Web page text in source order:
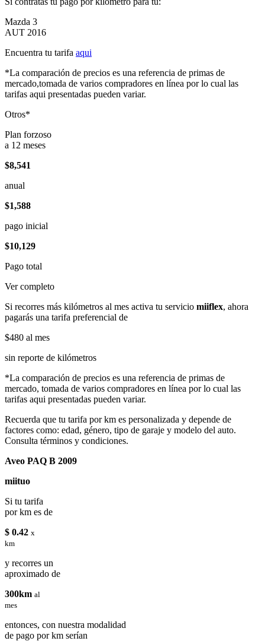
Mazda 3
AUT 2016
Encuentra tu tarifa aqui
*La comparación de precios es una referencia de primas de
mercado,tomada de varios compradores en línea por lo cual las
tarifas aqui presentadas pueden variar.
Otros*
Plan forzoso
a 12 meses
$8,541
anual
$1,588
pago inicial
$10,129
Pago total
Ver completo
Si recorres más kilómetros al mes activa tu servicio miiflex, ahora
pagarás una tarifa preferencial de
$480 al mes
sin reporte de kilómetros
*La comparación de precios es una referencia de primas de
mercado, tomada de varios compradores en línea por lo cual las
tarifas aqui presentadas pueden variar.
Recuerda que tu tarifa por km es personalizada y depende de
factores como: edad, género, tipo de garaje y modelo del auto.
Consulta términos y condiciones.
Aveo PAQ B 2009
miituo
Si tu tarifa
por km es de
$ 0.42 x
km
y recorres un
aproximado de
300km al
mes
entonces, con nuestra modalidad
de pago por km serían